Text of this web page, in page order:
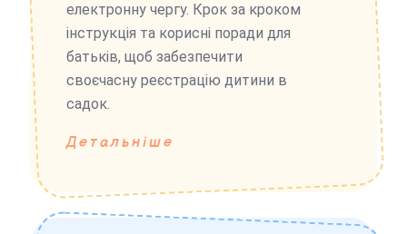
електронну чергу. Крок за кроком
інструкція та корисні поради для
батьків, щоб забезпечити
своєчасну реєстрацію дитини в
садок.
Детальніше